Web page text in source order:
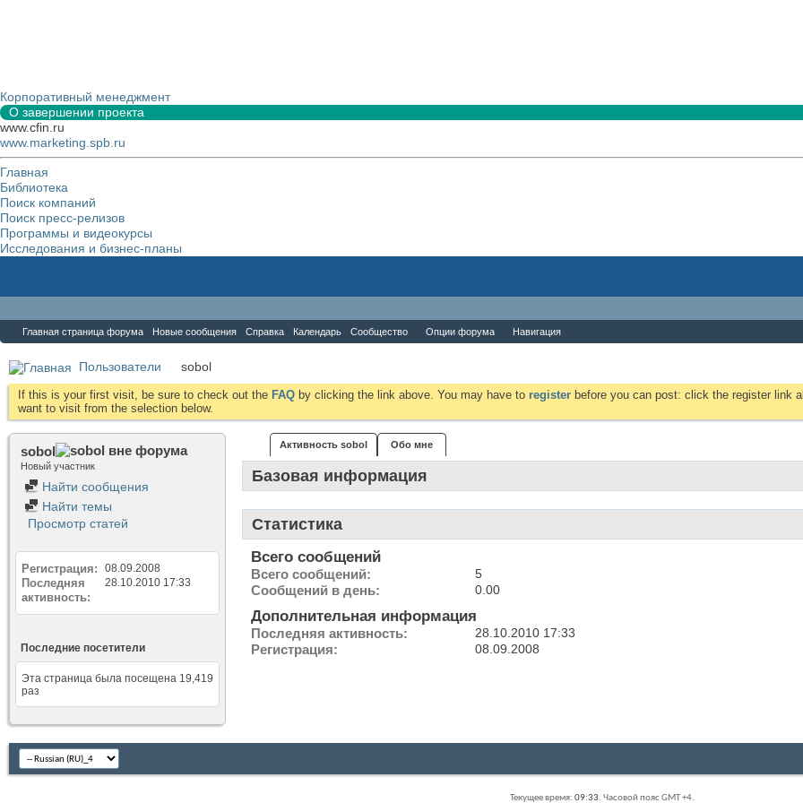
Корпоративный менеджмент
О завершении проекта
www.cfin.ru
www.marketing.spb.ru
Главная
Библиотека
Поиск компаний
Поиск пресс-релизов
Программы и видеокурсы
Исследования и бизнес-планы
Главная страница форума Новые сообщения Справка Календарь Сообщество Опции форума Навигация
Пользователи sobol
If this is your first visit, be sure to check out the FAQ by clicking the link above. You may have to register before you can post: click the register link
want to visit from the selection below.
sobol
Новый участник
Найти сообщения
Найти темы
Просмотр статей
Регистрация 08.09.2008
Последняя
активность
28.10.2010 17:33
Последние посетители
Эта страница была посещена 19,419
раз
Активность sobol Обо мне
Базовая информация
Статистика
Всего сообщений
Всего сообщений 5
Сообщений в день 0.00
Дополнительная информация
Последняя активность 28.10.2010 17:33
Регистрация 08.09.2008
Текущее время: 09:33. Часовой пояс GMT +4.